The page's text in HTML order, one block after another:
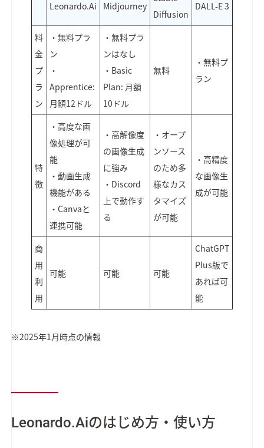
Leonardo.Ai Midjourney
Diffusion
DALL-E 3
料
金
プ
ラ
ン
・無料プラ
ン
・
Apprentice:
月額12ドル
・無料プラ
ンはなし
・Basic
Plan: 月額
10ドル
無料
・無料プ
ラン
特
徴
・高度な画
像処理が可
能
・動画生成
機能がある
・Canvaと
連携可能
・高解像度
の画像生成
に強み
・Discord
上で動作す
る
・オープ
ンソース
のため多
様なカス
タマイズ
が可能
・高精度
な画像生
成が可能
商
用
利
用
可能 可能 可能
ChatGPT
Plus版で
あれば可
能
※2025年1月時点の情報
Leonardo.Aiのはじめ方・使い方